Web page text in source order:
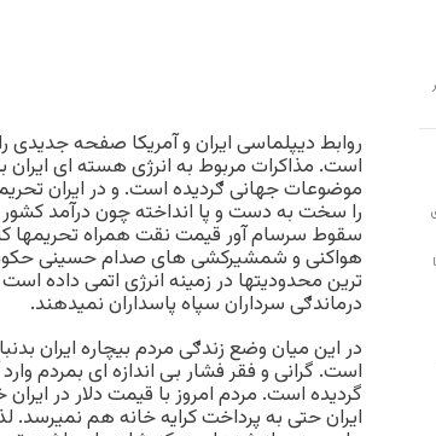
موضوعات جهانی ګردیده است. و در ایران
را سخت به دست و پا انداخته چون درآمد
سقوط سرسام آور قیمت نقت همراه تحریمها
هواکنی و شمشیرکشی های صدام حسینی
ترین محدودیتها در زمینه انرژی اتمی داده
درماندګی سرداران سپاه پاسداران نمیدهند.
در این میان وضع زندګی مردم بیچاره ایران
است. گرانی و فقر فشار بی اندازه ای بمردم
گردیده است. مردم امروز با قیمت دلار در
ایران حتی به پرداخت کرایه خانه هم نمیرسد.